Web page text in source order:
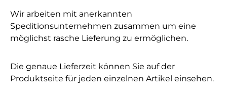
Wir arbeiten mit anerkannten
Speditionsunternehmen zusammen um eine
möglichst rasche Lieferung zu ermöglichen.
Die genaue Lieferzeit können Sie auf der
Produktseite für jeden einzelnen Artikel einsehen.